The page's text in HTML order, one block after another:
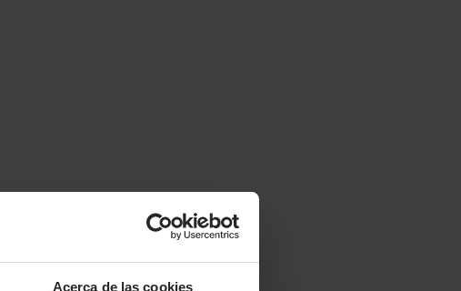
Acerca de las cookies